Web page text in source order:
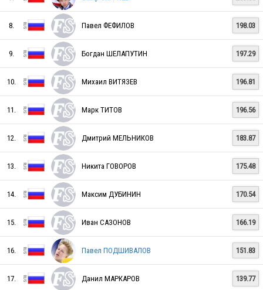
RUS
RUS
RUS
RUS
8. Павел ФЕФИЛОВ 198.03
9. Богдан ШЕЛАПУТИН 197.29
10. Михаил ВИТЯЗЕВ 196.81
11. Марк ТИТОВ 196.56
12. Дмитрий МЕЛЬНИКОВ 183.87
13. Никита ГОВОРОВ 175.48
14. Максим ДУБИНИН 170.54
15. Иван САЗОНОВ 166.19
16. Павел ПОДШИВАЛОВ 151.83
17. Данил МАРКАРОВ 139.77